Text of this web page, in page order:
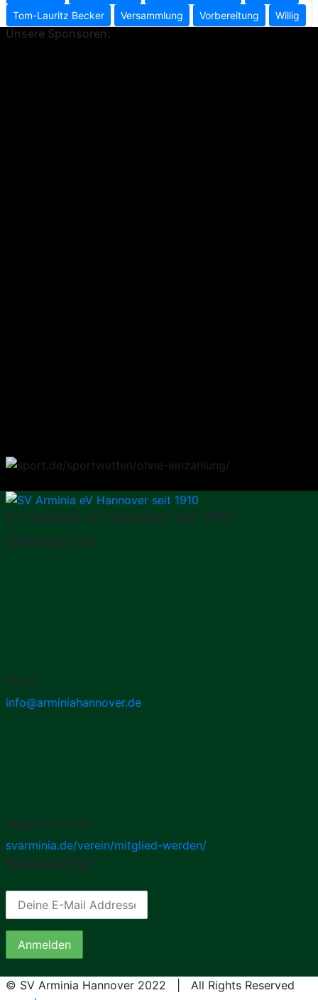
Tom-Lauritz Becker
Versammlung Vorbereitung Willig
Unsere Sponsoren:
SV Arminia eV Hannover seit 1910
Contact us
Email:
info@arminiahannover.de
Mitglied werden
svarminia.de/verein/mitglied-werden/
Newsletter
© SV Arminia Hannover 2022 | All Rights Reserved